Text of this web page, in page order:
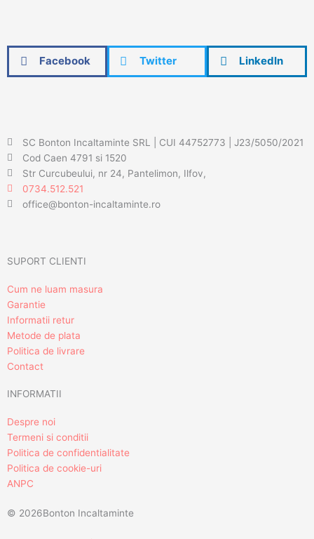
Facebook Twitter LinkedIn
SC Bonton Incaltaminte SRL | CUI 44752773 | J23/5050/2021
Cod Caen 4791 si 1520
Str Curcubeului, nr 24, Pantelimon, Ilfov,
0734.512.521
office@bonton-incaltaminte.ro
SUPORT CLIENTI
Cum ne luam masura
Garantie
Informatii retur
Metode de plata
Politica de livrare
Contact
INFORMATII
Despre noi
Termeni si conditii
Politica de confidentialitate
Politica de cookie-uri
ANPC
© 2026Bonton Incaltaminte